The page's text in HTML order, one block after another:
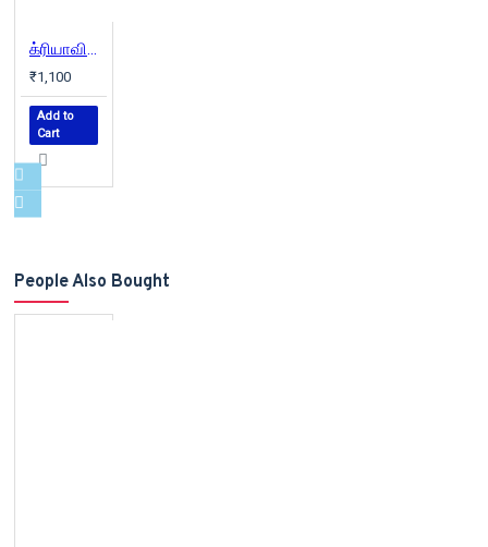
க்ரியாவின் தற்காலத் தமிழ் அகராதி
₹1,100
Add to
Cart
People Also Bought